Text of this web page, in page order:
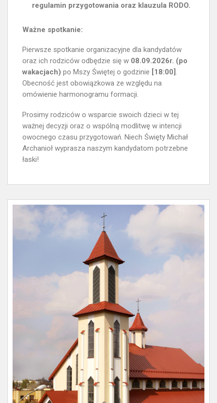
regulamin przygotowania oraz klauzula RODO.
Ważne spotkanie:
Pierwsze spotkanie organizacyjne dla kandydatów
oraz ich rodziców odbędzie się w 08.09.2026r. (po
wakacjach) po Mszy Świętej o godzinie [18:00] .
Obecność jest obowiązkowa ze względu na
omówienie harmonogramu formacji.
Prosimy rodziców o wsparcie swoich dzieci w tej
ważnej decyzji oraz o wspólną modlitwę w intencji
owocnego czasu przygotowań. Niech Święty Michał
Archanioł wyprasza naszym kandydatom potrzebne
łaski!